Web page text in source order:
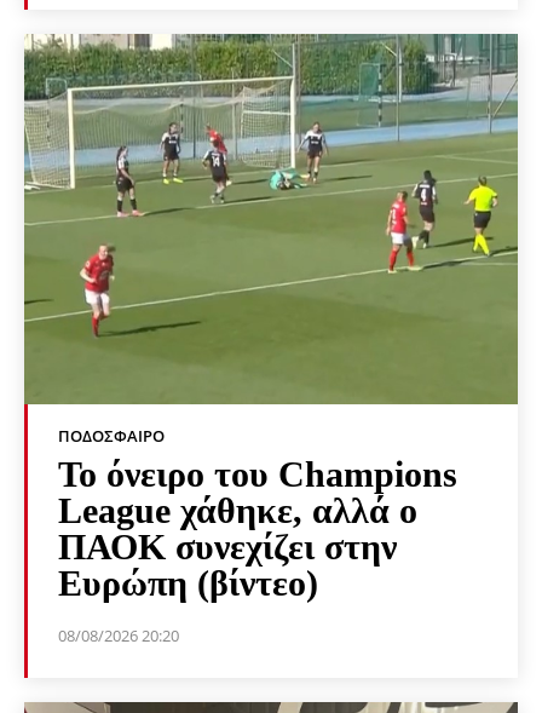
ΠΟΔΌΣΦΑΙΡΟ
Το όνειρο του Champions
League χάθηκε, αλλά ο
ΠΑΟΚ συνεχίζει στην
Ευρώπη (βίντεο)
08/08/2026 20:20